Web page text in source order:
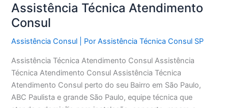
Assistência Técnica Atendimento
Consul
Assistência Consul | PorAssistência Técnica Consul SP
Assistência Técnica Atendimento Consul Assistência
Técnica Atendimento Consul Assistência Técnica
Atendimento Consul perto do seu Bairro em São Paulo,
ABC Paulista e grande São Paulo, equipe técnica que